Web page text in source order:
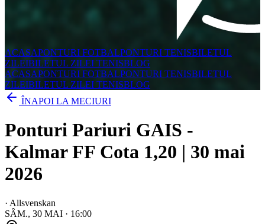
ACASAPONTURI FOTBALPONTURI TENISBILETUL
ZILEIBILETUL ZILEI TENISBLOG
ACASAPONTURI FOTBALPONTURI TENISBILETUL
ZILEIBILETUL ZILEI TENISBLOG
ÎNAPOI LA MECIURI
Ponturi Pariuri GAIS -
Kalmar FF Cota 1,20 | 30 mai
2026
· Allsvenskan
SÂM., 30 MAI · 16:00